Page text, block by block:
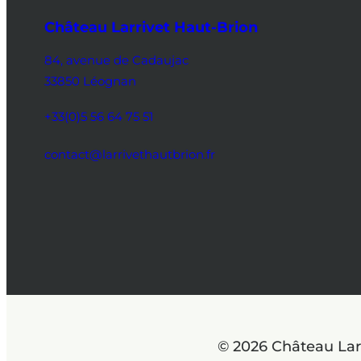
Château Larrivet Haut-Brion
84, avenue de Cadaujac
33850 Léognan
+33(0)5 56 64 75 51
contact@larrivethautbrion.fr
© 2026 Château